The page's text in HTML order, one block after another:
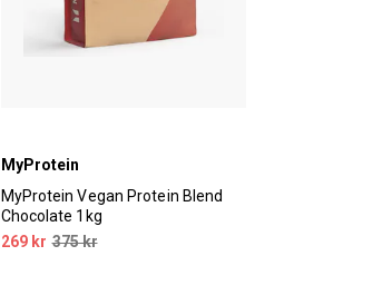
MyProtein
MyProtein Vegan Protein Blend
Chocolate 1kg
269 kr 375 kr